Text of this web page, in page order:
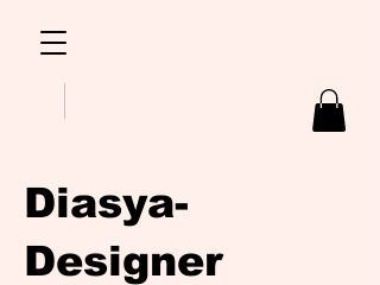
Diasya-
Designer